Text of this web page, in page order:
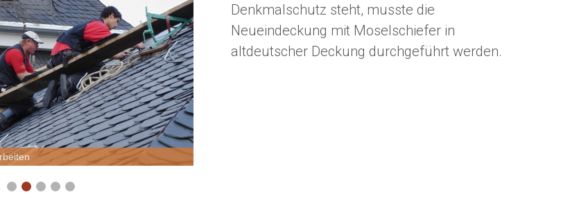
Denkmalschutz steht, musste die
Neueindeckung mit Moselschiefer in
altdeutscher Deckung durchgeführt werden.